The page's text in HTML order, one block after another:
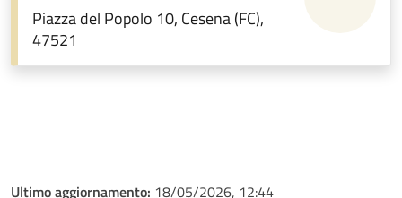
Piazza del Popolo 10, Cesena (FC),
47521
Ultimo aggiornamento: 18/05/2026, 12:44